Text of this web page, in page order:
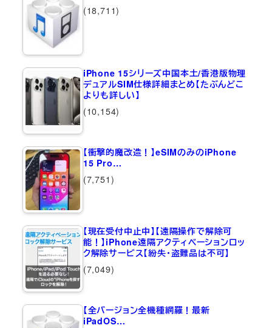
(18,711)
iPhone 15シリーズ中国本土/香港版物理
デュアルSIM仕様詳細まとめ【たぶんどこ
よりも詳しい】
(10,154)
【衝撃的魔改造！】eSIMのみのiPhone
15 Pro…
(7,751)
【現在受付中止中】【遠隔操作で解除可
能！】iPhone遠隔アクティベーションロッ
ク解除サービス【紛失・盗難品は不可】
(7,049)
【全バージョン全機種網羅！最新
iPadOS…